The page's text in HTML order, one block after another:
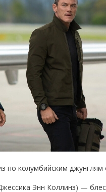
по колумбийским
Энн Коллинз) —